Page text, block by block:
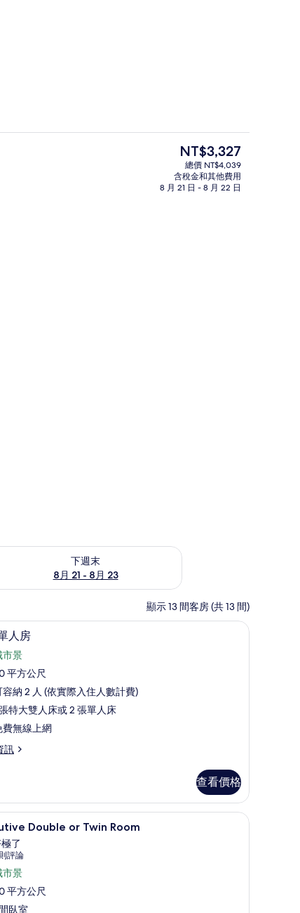
點心吧
目
前
的
價
NT$3,327
總價 NT$4,039
含稅金和其他費用
8 月 21 日 - 8 月 22 日
下週末
8月 21 - 8月 23
下週末 (8月 21 - 8月 23) 的供應情況
顯示 13 間客房 (共 13 間)
客房內保險箱、書桌、隔音、熨斗/熨衣板
人房
市景
平方公尺
容納 2 人 (依實際入住人數計費)
特大雙人床或 2 張單人床
費無線上網
訊
查看價格
客房內保險箱、書桌、隔音、熨斗/熨衣板
Double or Twin Room
，滿分 10 分
了
評論
)
市景
平方公尺
臥室